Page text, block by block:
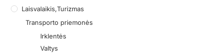
Laisvalaikis,turizmas
Transporto priemonės
Irklentės
Valtys